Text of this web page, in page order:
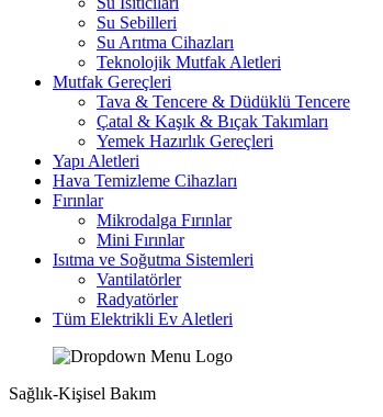
Su Sebilleri
Su Arıtma Cihazları
Teknolojik Mutfak Aletleri
Mutfak Gereçleri
Tava & Tencere & Düdüklü Tencere
Çatal & Kaşık & Bıçak Takımları
Yemek Hazırlık Gereçleri
Yapı Aletleri
Hava Temizleme Cihazları
Fırınlar
Mikrodalga Fırınlar
Mini Fırınlar
Isıtma ve Soğutma Sistemleri
Vantilatörler
Radyatörler
Tüm Elektrikli Ev Aletleri
Sağlık-Kişisel Bakım